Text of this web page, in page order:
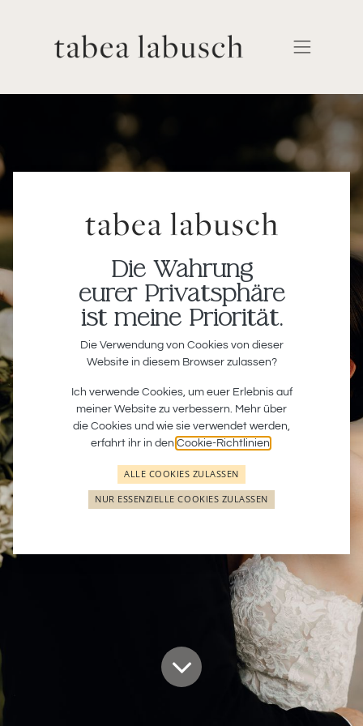
Laura & David
After-Wedding-Shooting am Schloss Seehof
Die Wahrung
eurer Privatsphäre
ist meine Priorität.
Die Verwendung von Cookies von dieser
Website in diesem Browser zulassen?
Ich verwende Cookies, um euer Erlebnis auf
meiner Website zu verbessern. Mehr über
die Cookies und wie sie verwendet werden,
erfahrt ihr in den Cookie-Richtlinien
ALLE COOKIES ZULASSEN
NUR ESSENZIELLE COOKIES ZULASSEN